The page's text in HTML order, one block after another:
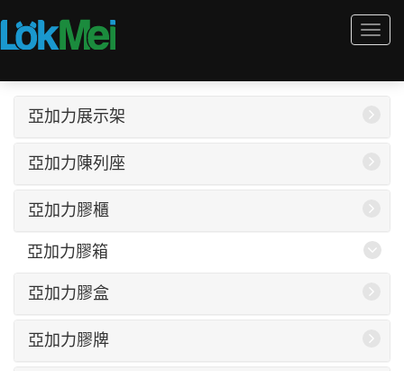
亞加力展示架
亞加力陳列座
亞加力膠櫃
亞加力膠箱
亞加力膠盒
亞加力膠牌